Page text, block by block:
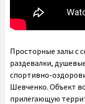
Просторные залы с
раздевалки,
спортивно-
Шевченко. Объект
прилегающую